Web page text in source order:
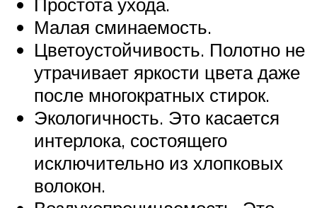
Малая сминаемость.
Цветоустойчивость. Полотно не
утрачивает яркости цвета даже
после многократных стирок.
Экологичность. Это касается
интерлока, состоящего
исключительно из хлопковых
волокон.